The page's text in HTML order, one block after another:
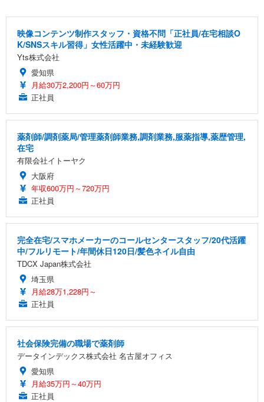
映像コンテンツ制作スタッフ・資格不問「正社員/在宅相談O
K/SNSスキル習得」女性活躍中・未経験歓迎
Yts株式会社
愛知県
月給30万2,200円～60万円
正社員
薬剤師/調剤薬局/管理薬剤師業務,調剤業務,服薬指導,薬歴管理,
在宅
有限会社イトーヤク
大阪府
年収600万円～720万円
正社員
完全在宅/スマホメーカーのコールセンタースタッフ/20代活躍
中/フルリモート/年間休日120日/髪色ネイル自由
TDCX Japan株式会社
埼玉県
月給28万1,228円～
正社員
社会保険完備の職場で薬剤師
データインデックス株式会社 名古屋オフィス
愛知県
月給35万円～40万円
正社員